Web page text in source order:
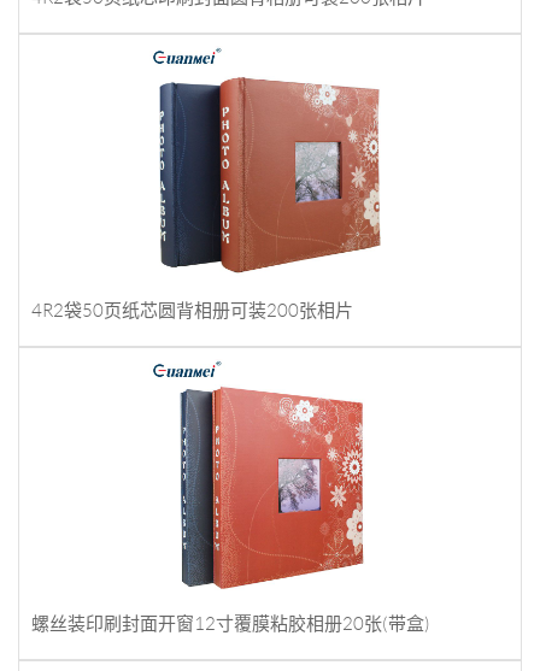
4R2袋50页纸芯圆背相册可装200张相片
螺丝装印刷封面开窗12寸覆膜粘胶相册20张(带盒)